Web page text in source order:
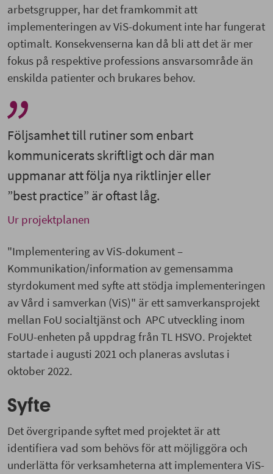
arbetsgrupper, har det framkommit att
implementeringen av ViS-dokument inte har fungerat
optimalt. Konsekvenserna kan då bli att det är mer
fokus på respektive professions ansvarsområde än
enskilda patienter och brukares behov.
Följsamhet till rutiner som enbart
kommunicerats skriftligt och där man
uppmanar att följa nya riktlinjer eller
”best practice” är oftast låg.
Ur projektplanen
"Implementering av ViS-dokument –
Kommunikation/information av gemensamma
styrdokument med syfte att stödja implementeringen
av Vård i samverkan (ViS)" är ett samverkansprojekt
mellan FoU socialtjänst och APC utveckling inom
FoUU-enheten på uppdrag från TL HSVO. Projektet
startade i augusti 2021 och planeras avslutas i
oktober 2022.
Syfte
Det övergripande syftet med projektet är att
identifiera vad som behövs för att möjliggöra och
underlätta för verksamheterna att implementera ViS-